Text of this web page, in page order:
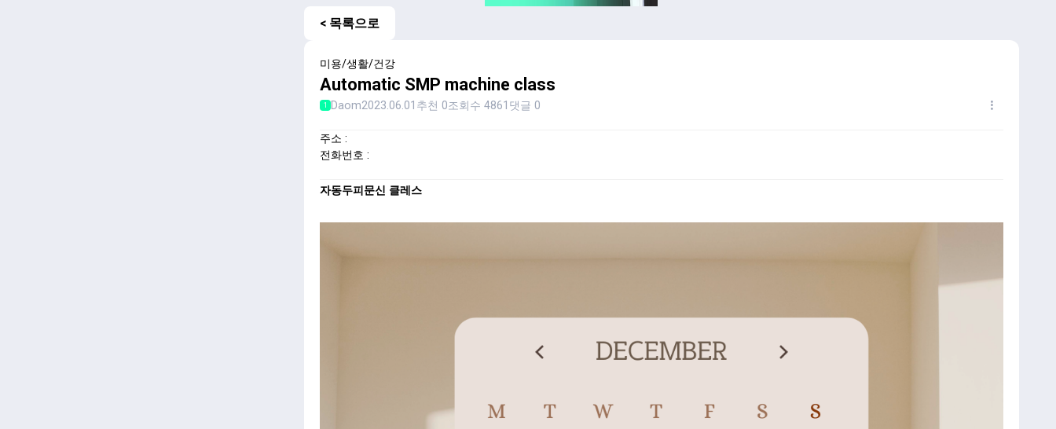
< 목록으로
미용/생활/건강
Automatic SMP machine class
1 Daom2023.06.01 추천 0조회수 4861 댓글 0
주소 :
전화번호 :
자동두피문신 클레스